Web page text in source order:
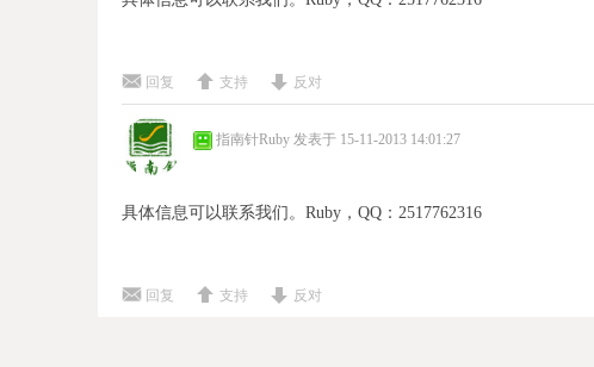
回复 支持 反对
指南针Ruby 发表于 15-11-2013 14:01:27
具体信息可以联系我们。Ruby，QQ：2517762316
回复 支持 反对